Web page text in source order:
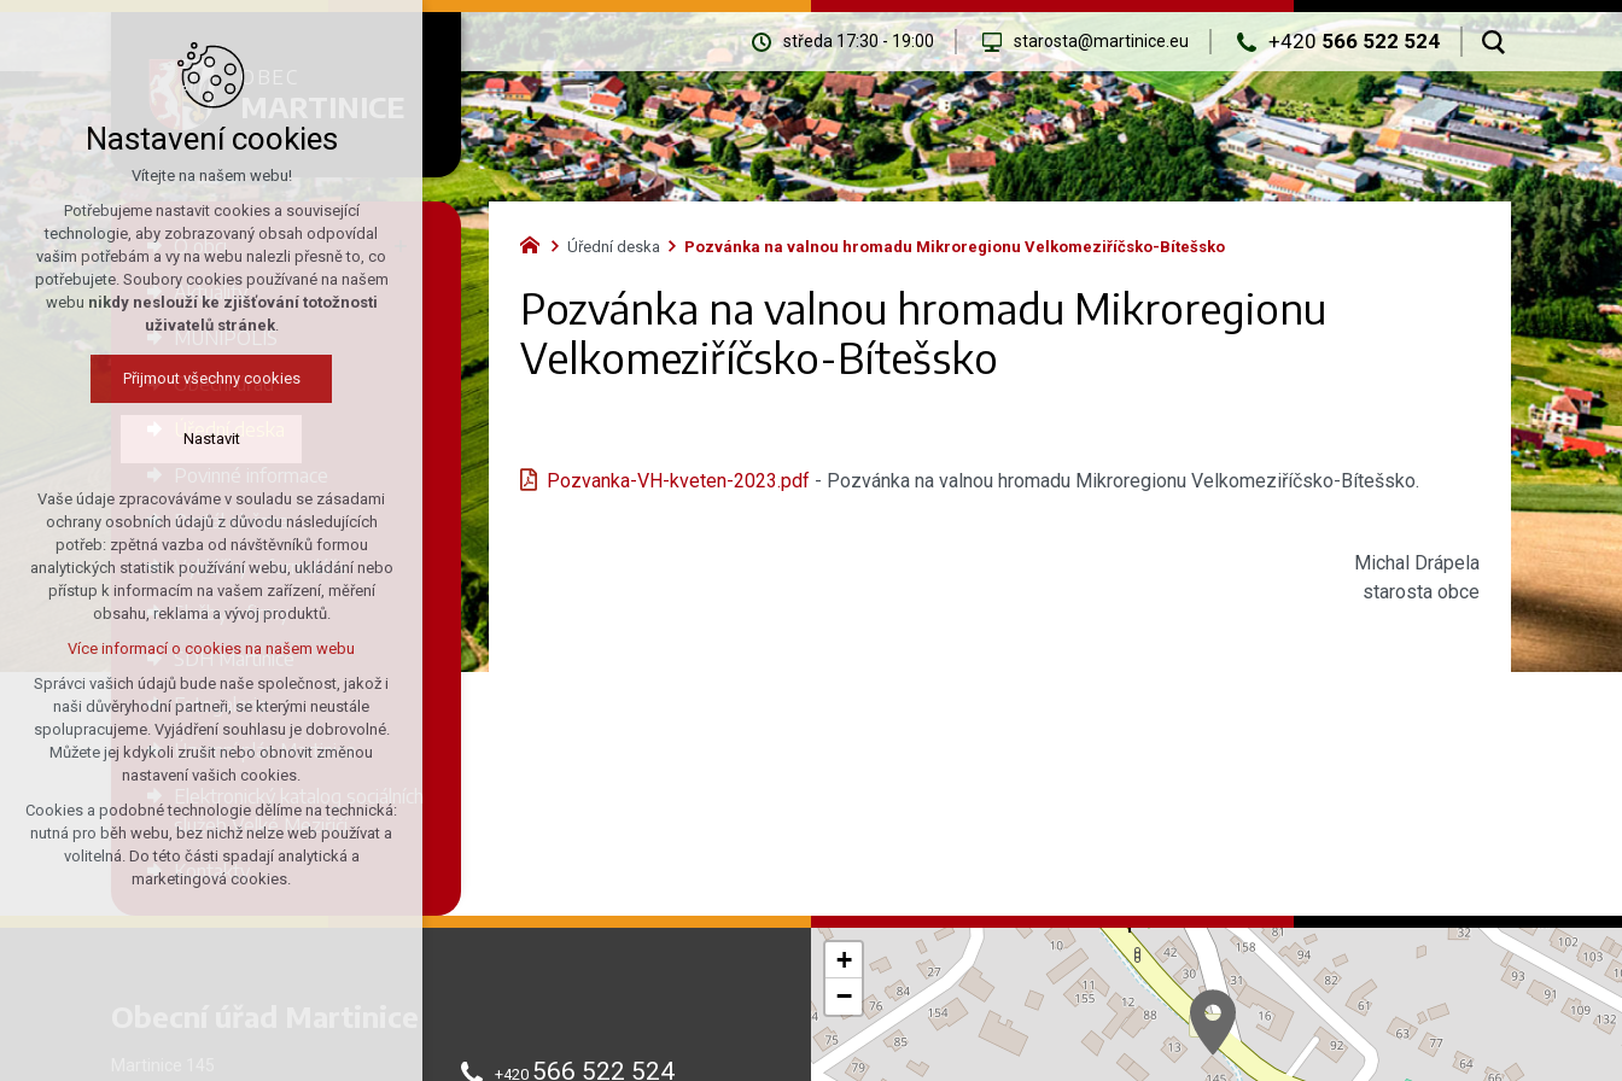
OBEC
středa 17:30 - 19:00 starosta@martinice.eu +420566 522 524
Úřední deska Pozvánka na valnou hromadu Mikroregionu Velkomeziříčsko-Bítešsko
Pozvánka na valnou hromadu Mikroregionu
Velkomeziříčsko-Bítešsko
Pozvanka-VH-kveten-2023.pdf - Pozvánka na valnou hromadu Mikroregionu Velkomeziříčsko-Bítešsko.
Michal Drápela
starosta obce
O obci
Aktuality
MUNIPOLIS
Obecní úřad
Úřední deska
Portál občana
Vyhlášky a formuláře
Služby a firmy
SDH Martinice
Fotogalerie
Územní plán Martinice
služeb Velké Meziříčí
Kontakty
+420 566 522 524
+
−
Nastavení cookies
Vítejte na našem webu!
Potřebujeme nastavit cookies a související
technologie, aby zobrazovaný obsah odpovídal
vašim potřebám a vy na webu nalezli přesně to, co
potřebujete. Soubory cookies používané na našem
webu nikdy neslouží ke zjišťování totožnosti
uživatelů stránek.
Přijmout všechny cookies
Nastavit
Technická cookies
nutná pro provozování webu
udržení kontextu stránek (session):
případná přihlášení, volby jazyka, apod.
Volitelná cookies
analytická pro anonymizované
vyhodnocení návštěvnosti
marketingová cookies (Google)
Více informací o cookies na našem webu
Přijmout všechny cookies
Odmítnout vše
Vaše údaje zpracováváme v souladu se zásadami
ochrany osobních údajů z důvodu následujících
potřeb: zpětná vazba od návštěvníků formou
analytických statistik používání webu, ukládání nebo
přístup k informacím na vašem zařízení, měření
obsahu, reklama a vývoj produktů.
Více informací o cookies na našem webu
Správci vašich údajů bude naše společnost, jakož i
naši důvěryhodní partneři, se kterými neustále
spolupracujeme. Vyjádření souhlasu je dobrovolné.
Můžete jej kdykoli zrušit nebo obnovit změnou
nastavení vašich cookies.
Cookies a podobné technologie dělíme na technická:
nutná pro běh webu, bez nichž nelze web používat a
volitelná. Do této části spadají analytická a
marketingová cookies.